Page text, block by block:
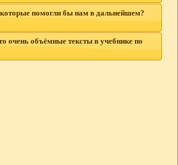
помогли бы нам в дальнейшем?
очень объёмные тексты в учебнике по